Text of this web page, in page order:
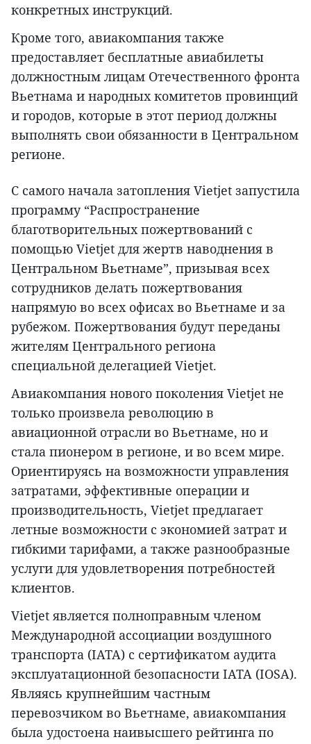
конкретных инструкций.
Кроме того, авиакомпания также
предоставляет бесплатные авиабилеты
должностным лицам Отечественного фронта
Вьетнама и народных комитетов провинций
и городов, которые в этот период должны
выполнять свои обязанности в Центральном
регионе.
С самого начала затопления Vietjet запустила
программу “Распространение
благотворительных пожертвований с
помощью Vietjet для жертв наводнения в
Центральном Вьетнаме”, призывая всех
сотрудников делать пожертвования
напрямую во всех офисах во Вьетнаме и за
рубежом. Пожертвования будут переданы
жителям Центрального региона
специальной делегацией Vietjet.
Авиакомпания нового поколения Vietjet не
только произвела революцию в
авиационной отрасли во Вьетнаме, но и
стала пионером в регионе, и во всем мире.
Ориентируясь на возможности управления
затратами, эффективные операции и
производительность, Vietjet предлагает
летные возможности с экономией затрат и
гибкими тарифами, а также разнообразные
услуги для удовлетворения потребностей
клиентов.
Vietjet является полноправным членом
Международной ассоциации воздушного
транспорта (IATA) с сертификатом аудита
эксплуатационной безопасности IATA (IOSA).
Являясь крупнейшим частным
перевозчиком во Вьетнаме, авиакомпания
была удостоена наивысшего рейтинга по